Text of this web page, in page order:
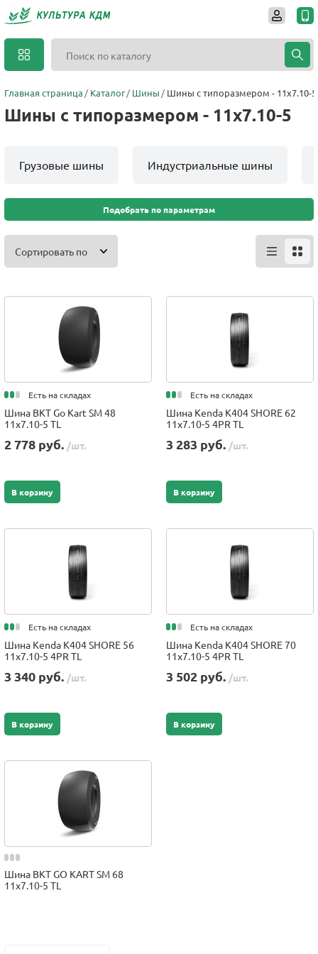
Главная страница Каталог Шины Шины с типоразмером - 11x7.10-5
Шины с типоразмером - 11x7.10-5
Грузовые шины Индустриальные шины
Подобрать по параметрам
Сортировать по
Есть на складах
Шина BKT Go Kart SM 48
11x7.10-5 TL
2 778 руб. /шт.
В корзину
Есть на складах
Шина Kenda K404 SHORE 62
11x7.10-5 4PR TL
3 283 руб. /шт.
В корзину
Есть на складах
Шина Kenda K404 SHORE 56
11x7.10-5 4PR TL
3 340 руб. /шт.
В корзину
Есть на складах
Шина Kenda K404 SHORE 70
11x7.10-5 4PR TL
3 502 руб. /шт.
В корзину
Шина BKT GO KART SM 68
11x7.10-5 TL